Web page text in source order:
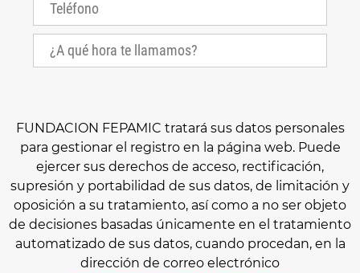
FUNDACION FEPAMIC tratará sus datos personales
para gestionar el registro en la página web. Puede
ejercer sus derechos de acceso, rectificación,
supresión y portabilidad de sus datos, de limitación y
oposición a su tratamiento, así como a no ser objeto
de decisiones basadas únicamente en el tratamiento
automatizado de sus datos, cuando procedan, en la
dirección de correo electrónico